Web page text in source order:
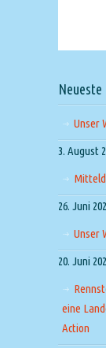
Unser
3. August
26. Juni
Unser
20. Juni
eine
Action